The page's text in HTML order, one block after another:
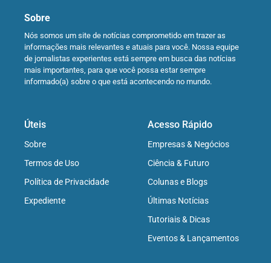
Sobre
Nós somos um site de notícias comprometido em trazer as
informações mais relevantes e atuais para você. Nossa equipe
de jornalistas experientes está sempre em busca das notícias
mais importantes, para que você possa estar sempre
informado(a) sobre o que está acontecendo no mundo.
Úteis
Sobre
Termos de Uso
Política de Privacidade
Expediente
Acesso Rápido
Empresas & Negócios
Ciência & Futuro
Colunas e Blogs
Últimas Notícias
Tutoriais & Dicas
Eventos & Lançamentos